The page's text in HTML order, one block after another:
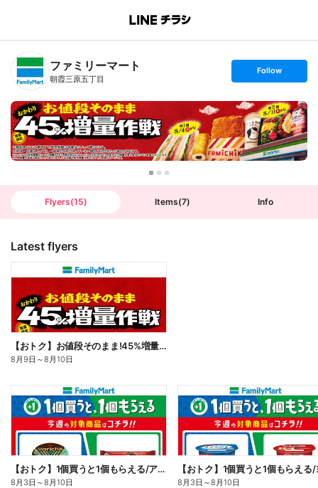
B
n
T
ファミリーマート
朝霞三原五丁目
s
t
o
l
l
o
w
Follow
Flyers(15) Items(7) Info
Latest flyers
【おトク】お値段そのまま!45%増量作戦!
8月9日 ～8月10日
【おトク】1個買うと1個もらえる/アイス
8月3日 ～8月10日 8月3日 ～8月10日